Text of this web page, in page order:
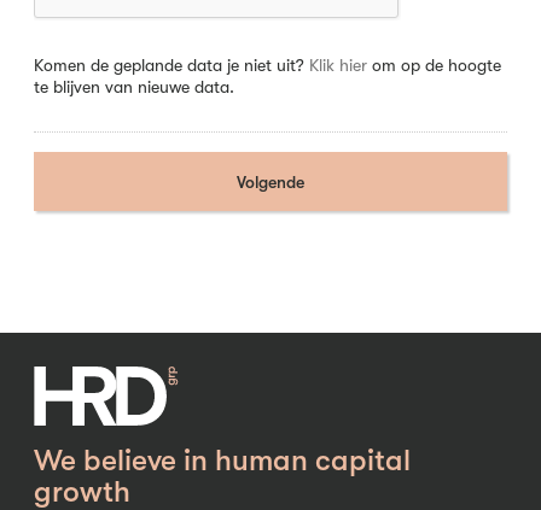
Komen de geplande data je niet uit? Klik hier om op de hoogte
te blijven van nieuwe data.
We believe in human capital
growth